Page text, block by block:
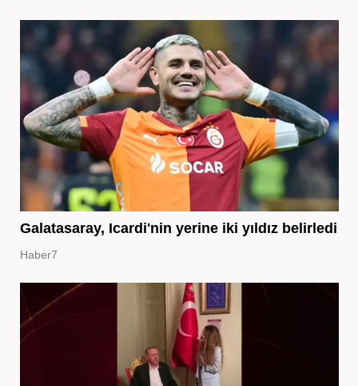
Galatasaray, Icardi'nin yerine iki yıldız belirledi
Haber7